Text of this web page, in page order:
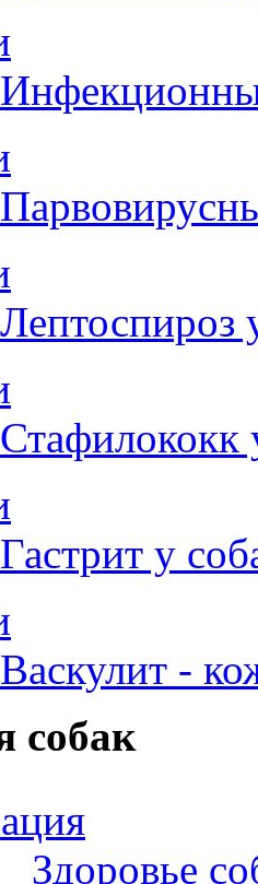
Лептоспироз
Стафилококк
Гастрит у
Васкулит -
собак
Здоровье